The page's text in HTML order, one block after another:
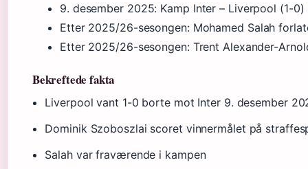
9. desember 2025: Kamp Inter – Liverpool (1-0)
Etter 2025/26-sesongen: Mohamed Salah
Etter 2025/26-sesongen: Trent Alexander-
Bekreftede fakta
Liverpool vant 1-0 borte mot Inter 9. desember
Dominik Szoboszlai scoret vinnermålet på
Salah var fraværende i kampen